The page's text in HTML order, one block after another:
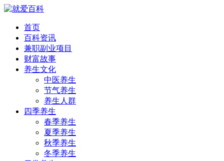
首页
百科资讯
兼职副业项目
财富故事
养生文化
中医养生
节气养生
养生人群
四季养生
春季养生
夏季养生
秋季养生
冬季养生